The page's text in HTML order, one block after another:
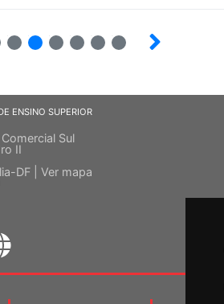
ENSINO SUPERIOR
Sul
II
DF | Ver mapa